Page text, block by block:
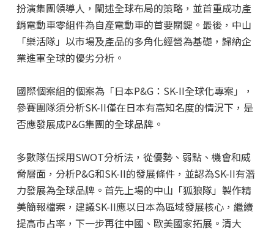
扮演集團領導人，闡述全球布局的策略，並首重成功產
銷電動車零組件為自產電動車的首要關鍵。最後，中山
「樂活隊」以市場及產品的多角化經營為基礎，歸納企
業進軍全球的優劣分析。
國際個案組的個案為「日本P&G：SK-II全球化專案」，
參賽團隊須分析SK-II僅在日本有高知名度的情況下，是
否應發展成P&G集團的全球品牌。
多數隊伍採用SWOT分析法，從優勢、弱點、機會和威
脅層面，分析P&G和SK-II的發展條件，並認為SK-II有潛
力發展為全球品牌。首先上場的中山「狐狼隊」製作精
美簡報檔案，建議SK-II應以日本為區域發展核心，繼續
提高市占率，下一步再往中國、歐美國家拓展。清大